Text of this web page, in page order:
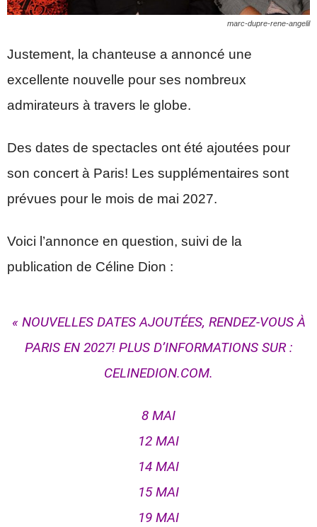
marc-dupre-rene-angelil
Justement, la chanteuse a annoncé une
excellente nouvelle pour ses nombreux
admirateurs à travers le globe.
Des dates de spectacles ont été ajoutées pour
son concert à Paris! Les supplémentaires sont
prévues pour le mois de mai 2027.
Voici l’annonce en question, suivi de la
publication de Céline Dion :
« NOUVELLES DATES AJOUTÉES, RENDEZ-VOUS À
PARIS EN 2027! PLUS D’INFORMATIONS SUR :
CELINEDION.COM.
8 MAI
12 MAI
14 MAI
15 MAI
19 MAI